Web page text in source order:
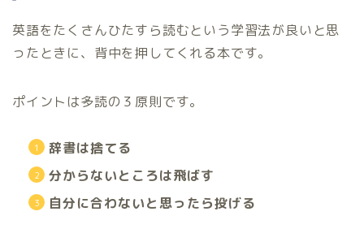
英語をたくさんひたすら読むという学習法が良いと思
ったときに、背中を押してくれる本です。
ポイントは多読の３原則です。
辞書は捨てる
分からないところは飛ばす
自分に合わないと思ったら投げる